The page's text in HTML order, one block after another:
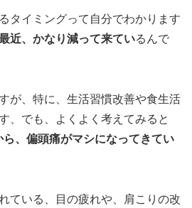
タイミングって自分でわかります
近、かなり減って来ているんで
が、特に、生活習慣改善や食生活
、でも、よくよく考えてみると
、偏頭痛がマシになってきてい
ている、目の疲れや、肩こりの改